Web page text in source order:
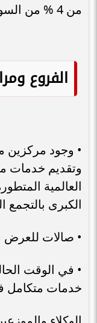
من 4 % من السوق ضمن فئتها
الفروع
• وجود مركزين
وتقديم خدمات
العالمية
الكبرى
• صالات للعرض
• في الوقت
خدمات متكامل